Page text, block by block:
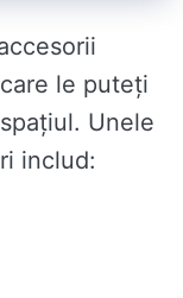
le puteți
Unele
includ: